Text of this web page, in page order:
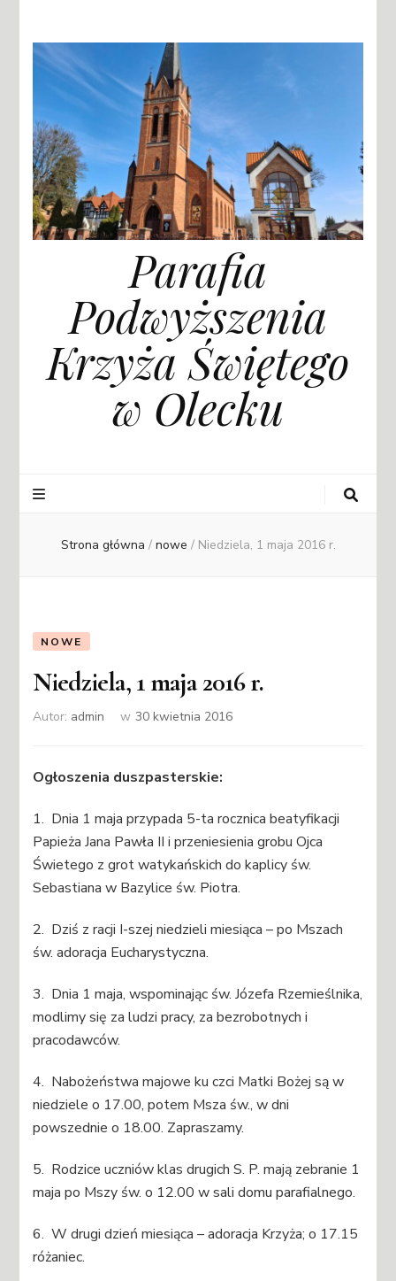
Parafia
Podwyższenia
Krzyża Świętego
w Olecku
Strona główna / nowe / Niedziela, 1 maja 2016 r.
NOWE
Niedziela, 1 maja 2016 r.
Autor: admin w 30 kwietnia 2016
Ogłoszenia duszpasterskie:
1. Dnia 1 maja przypada 5-ta rocznica beatyfikacji
Papieża Jana Pawła II i przeniesienia grobu Ojca
Świetego z grot watykańskich do kaplicy św.
Sebastiana w Bazylice św. Piotra.
2. Dziś z racji I-szej niedzieli miesiąca – po Mszach
św. adoracja Eucharystyczna.
3. Dnia 1 maja, wspominając św. Józefa Rzemieślnika,
modlimy się za ludzi pracy, za bezrobotnych i
pracodawców.
4. Nabożeństwa majowe ku czci Matki Bożej są w
niedziele o 17.00, potem Msza św., w dni
powszednie o 18.00. Zapraszamy.
5. Rodzice uczniów klas drugich S. P. mają zebranie 1
maja po Mszy św. o 12.00 w sali domu parafialnego.
6. W drugi dzień miesiąca – adoracja Krzyża; o 17.15
różaniec.